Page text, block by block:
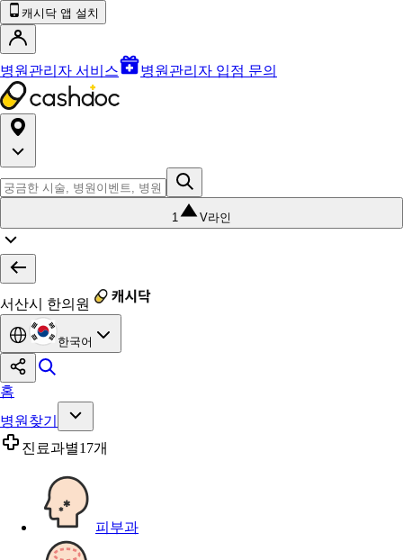
캐시닥 앱 설치
병원관리자 서비스 병원관리자 입점 문의
1 V라인
서산시 한의원
한국어
홈
병원찾기
진료과별17개
피부과